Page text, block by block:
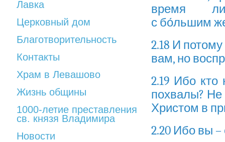
Лавка
Церковный дом
Благотворительность
Контакты
Храм в Левашово
Жизнь общины
1000-летие преставления
св. князя Владимира
Новости
время
с бо́льшим
2.18 И
вам, но
2.19 Ибо
похвалы?
Христом в
2.20 Ибо вы